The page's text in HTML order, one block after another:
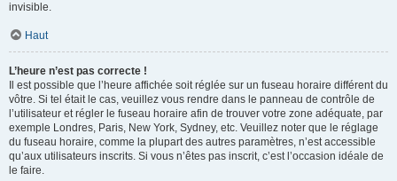
invisible.
Haut
L’heure n’est pas correcte !
Il est possible que l’heure affichée soit réglée sur un fuseau horaire différent du
vôtre. Si tel était le cas, veuillez vous rendre dans le panneau de contrôle de
l’utilisateur et régler le fuseau horaire afin de trouver votre zone adéquate, par
exemple Londres, Paris, New York, Sydney, etc. Veuillez noter que le réglage
du fuseau horaire, comme la plupart des autres paramètres, n’est accessible
qu’aux utilisateurs inscrits. Si vous n’êtes pas inscrit, c’est l’occasion idéale de
le faire.